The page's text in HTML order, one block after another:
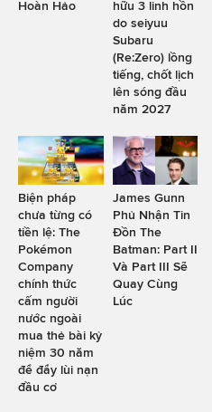
Hoàn Hảo
hữu 3 linh hồn
do seiyuu
Subaru
(Re:Zero) lồng
tiếng, chốt lịch
lên sóng đầu
năm 2027
Biện pháp
chưa từng có
tiền lệ: The
Pokémon
Company
chính thức
cấm người
nước ngoài
mua thẻ bài kỷ
niệm 30 năm
để đẩy lùi nạn
đầu cơ
James Gunn
Phủ Nhận Tin
Đồn The
Batman: Part II
Và Part III Sẽ
Quay Cùng
Lúc